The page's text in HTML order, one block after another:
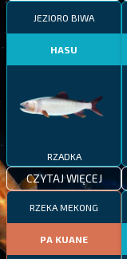
JEZIORO BIWA
HASU
RZADKA
CZYTAJ WIĘCEJ
RZEKA MEKONG
PA KUANE